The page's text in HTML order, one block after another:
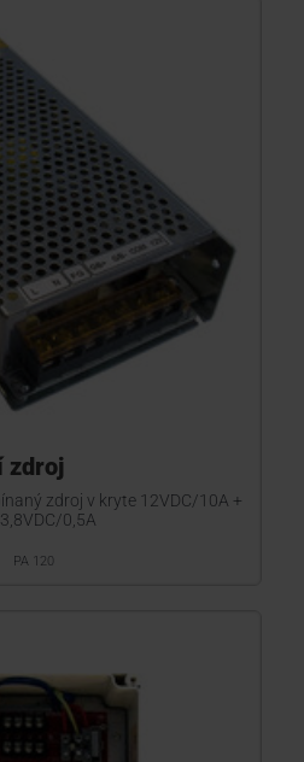
zdroj
zdroj v kryte 12VDC/10A +
0,5A
PA 120